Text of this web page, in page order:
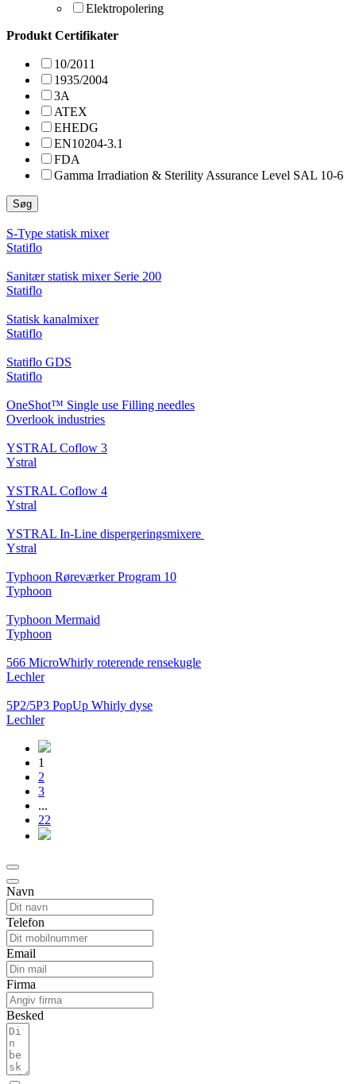
Elektropolering
Produkt Certifikater
10/2011
1935/2004
3A
ATEX
EHEDG
EN10204-3.1
FDA
Gamma Irradiation & Sterility Assurance Level SAL 10-6
Søg
S-Type statisk mixer
Statiflo
Sanitær statisk mixer Serie 200
Statiflo
Statisk kanalmixer
Statiflo
Statiflo GDS
Statiflo
OneShot™ Single use Filling needles
Overlook industries
YSTRAL Coflow 3
Ystral
YSTRAL Coflow 4
Ystral
YSTRAL In-Line dispergeringsmixere ‍‍
Ystral
Typhoon Røreværker Program 10
Typhoon
Typhoon Mermaid
Typhoon
566 MicroWhirly roterende rensekugle
Lechler
5P2/5P3 PopUp Whirly dyse
Lechler
1
2
3
...
22
Navn
Telefon
Email
Firma
Besked